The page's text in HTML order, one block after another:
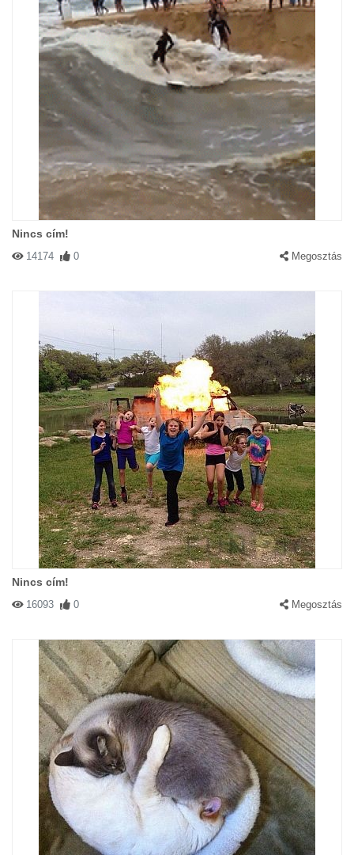
Nincs cím!
14174 0 Megosztás
Nincs cím!
16093 0 Megosztás